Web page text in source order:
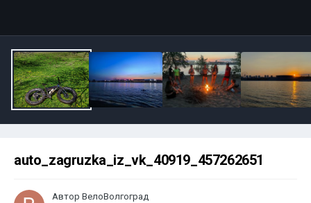
auto_zagruzka_iz_vk_40919_457262651
Автор ВелоВолгоград